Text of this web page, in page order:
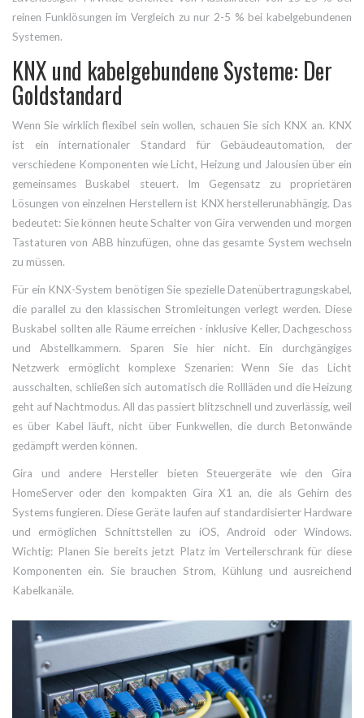
reinen Funklösungen im Vergleich zu nur 2-5 % bei kabelgebundenen
Systemen.
KNX und kabelgebundene Systeme: Der
Goldstandard
Wenn Sie wirklich flexibel sein wollen, schauen Sie sich KNX an. KNX
ist ein internationaler Standard für Gebäudeautomation, der
verschiedene Komponenten wie Licht, Heizung und Jalousien über ein
gemeinsames Buskabel steuert. Im Gegensatz zu proprietären
Lösungen von einzelnen Herstellern ist KNX herstellerunabhängig. Das
bedeutet: Sie können heute Schalter von Gira verwenden und morgen
Tastaturen von ABB hinzufügen, ohne das gesamte System wechseln
zu müssen.
Für ein KNX-System benötigen Sie spezielle Datenübertragungskabel,
die parallel zu den klassischen Stromleitungen verlegt werden. Diese
Buskabel sollten alle Räume erreichen - inklusive Keller, Dachgeschoss
und Abstellkammern. Sparen Sie hier nicht. Ein durchgängiges
Netzwerk ermöglicht komplexe Szenarien: Wenn Sie das Licht
ausschalten, schließen sich automatisch die Rollläden und die Heizung
geht auf Nachtmodus. All das passiert blitzschnell und zuverlässig, weil
es über Kabel läuft, nicht über Funkwellen, die durch Betonwände
gedämpft werden können.
Gira und andere Hersteller bieten Steuergeräte wie den Gira
HomeServer oder den kompakten Gira X1 an, die als Gehirn des
Systems fungieren. Diese Geräte laufen auf standardisierter Hardware
und ermöglichen Schnittstellen zu iOS, Android oder Windows.
Wichtig: Planen Sie bereits jetzt Platz im Verteilerschrank für diese
Komponenten ein. Sie brauchen Strom, Kühlung und ausreichend
Kabelkanäle.